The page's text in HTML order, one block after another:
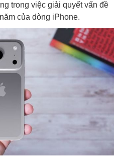
trong việc giải quyết vấn đề
của dòng iPhone.